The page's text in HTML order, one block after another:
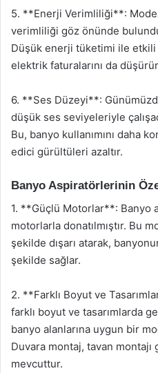
5. **Enerji Verimliliği**:
verimliliği göz önünde
Düşük enerji tüketimi ile etkili
elektrik faturalarını da
6. **Ses Düzeyi**:
düşük ses seviyeleriyle
Bu, banyo kullanımını daha
edici gürültüleri azaltır.
Banyo Aspiratörlerinin
1. **Güçlü Motorlar**: Banyo
motorlarla donatılmıştır. Bu
şekilde dışarı atarak,
şekilde sağlar.
2. **Farklı Boyut ve
farklı boyut ve tasarımlarda
banyo alanlarına uygun bir
Duvara montaj, tavan
mevcuttur.